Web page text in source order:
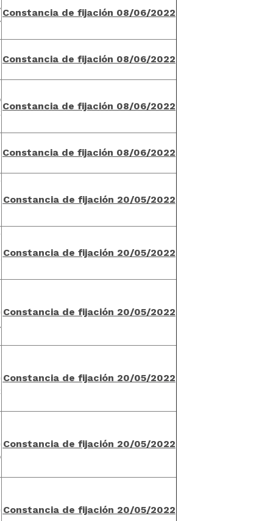
Constancia de fijación 08/06/2022
Constancia de fijación 08/06/2022
Constancia de fijación 08/06/2022
Constancia de fijación 08/06/2022
Constancia de fijación 20/05/2022
Constancia de fijación 20/05/2022
Constancia de fijación 20/05/2022
Constancia de fijación 20/05/2022
Constancia de fijación 20/05/2022
Constancia de fijación 20/05/2022